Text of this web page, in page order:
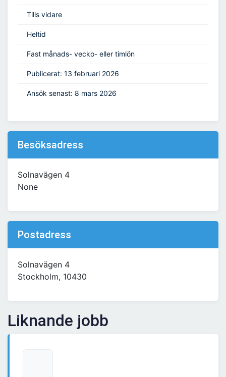
Tills vidare
Heltid
Fast månads- vecko- eller timlön
Publicerat: 13 februari 2026
Ansök senast: 8 mars 2026
Besöksadress
Solnavägen 4
None
Postadress
Solnavägen 4
Stockholm, 10430
Liknande jobb